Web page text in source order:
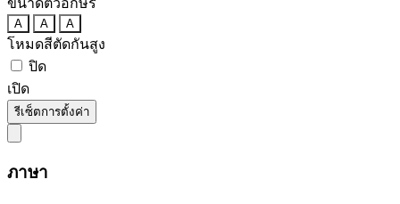
ขนาดตัวอักษร
A A A
โหมดสีตัดกันสูง
ปิด
เปิด
รีเซ็ตการตั้งค่า
ภาษา